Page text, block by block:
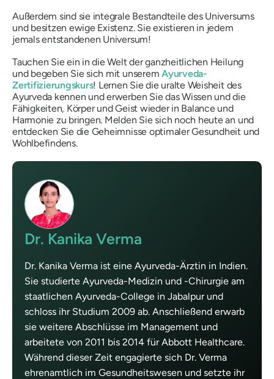
Außerdem sind sie integrale Bestandteile des Universums
und besitzen ewige Existenz. Sie existieren in jedem
jemals entstandenen Universum!
Tauchen Sie ein in die Welt der ganzheitlichen Heilung
und begeben Sie sich mit unseremAyurveda-
Zertifizierungskurs! Lernen Sie die uralte Weisheit des
Ayurveda kennen und erwerben Sie das Wissen und die
Fähigkeiten, Körper und Geist wieder in Balance und
Harmonie zu bringen. Melden Sie sich noch heute an und
entdecken Sie die Geheimnisse optimaler Gesundheit und
Wohlbefindens.
Dr. Kanika Verma
Dr. Kanika Verma ist eine Ayurveda-Ärztin in Indien.
Sie studierte Ayurveda-Medizin und -Chirurgie am
staatlichen Ayurveda-College in Jabalpur und
schloss ihr Studium 2009 ab. Anschließend erwarb
sie weitere Abschlüsse im Management und
arbeitete von 2011 bis 2014 für Abbott Healthcare.
Während dieser Zeit engagierte sich Dr. Verma
ehrenamtlich im Gesundheitswesen und setzte ihr